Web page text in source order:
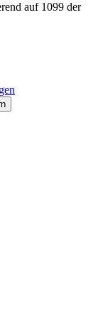
auf 1099 der